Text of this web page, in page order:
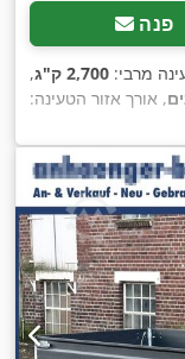
פנה
מרבי: 2,700 ק"ג
,
, אורך אזור הטעינה:
, גובה בנייה:1,630
עבודה:1,920 מ"מ